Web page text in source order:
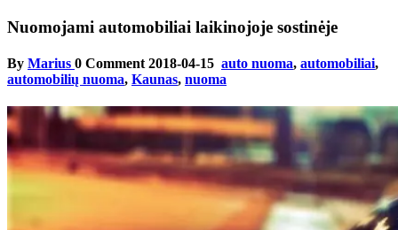
Nuomojami automobiliai laikinojoje sostinėje
By Marius 0 Comment 2018-04-15 auto nuoma, automobiliai,
automobilių nuoma, Kaunas, nuoma